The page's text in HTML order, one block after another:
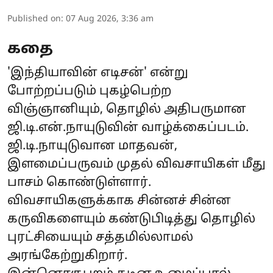
Published on: 07 Aug 2026, 3:36 am
கதை
'இந்தியாவின் எடிசன்' என்று
போற்றப்படும் புகழ்பெற்ற
விஞ்ஞானியும், தொழில் அதிபருமான
ஜி.டி.என்.நாயுடுவின் வாழ்க்கைப்படம்.
ஜி.டி.நாயுடுவான மாதவன்,
இளமைப்பருவம் முதல் விவசாயிகள் மீது
பாசம் கொண்டுள்ளார்.
விவசாயிகளுக்காக சின்னச் சின்ன
கருவிகளையும் கண்டுபிடித்து தொழில்
புரட்சியையும் சத்தமில்லாமல்
அரங்கேற்றுகிறார்.